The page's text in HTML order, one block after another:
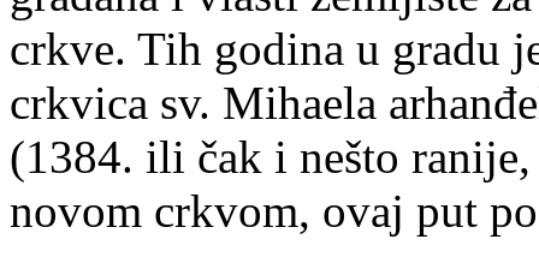
crkve. Tih godina u gradu
crkvica sv. Mihaela
(1384. ili čak i nešto
novom crkvom, ovaj put